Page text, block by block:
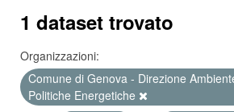
1 dataset trovato
Organizzazioni:
Comune di Genova - Direzione
Politiche Energetiche